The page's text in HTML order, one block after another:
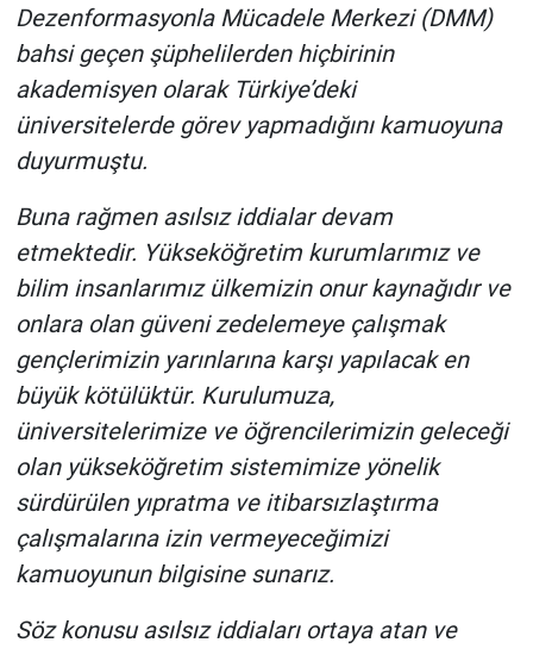
Dezenformasyonla Mücadele Merkezi (DMM)
bahsi geçen şüphelilerden hiçbirinin
akademisyen olarak Türkiye’deki
üniversitelerde görev yapmadığını kamuoyuna
duyurmuştu.
Buna rağmen asılsız iddialar devam
etmektedir. Yükseköğretim kurumlarımız ve
bilim insanlarımız ülkemizin onur kaynağıdır ve
onlara olan güveni zedelemeye çalışmak
gençlerimizin yarınlarına karşı yapılacak en
büyük kötülüktür. Kurulumuza,
üniversitelerimize ve öğrencilerimizin geleceği
olan yükseköğretim sistemimize yönelik
sürdürülen yıpratma ve itibarsızlaştırma
çalışmalarına izin vermeyeceğimizi
kamuoyunun bilgisine sunarız.
Söz konusu asılsız iddiaları ortaya atan ve
Canlı Yayın